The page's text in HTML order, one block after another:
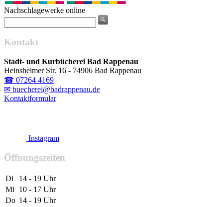
Nachschlagewerke online
Kontakt
Stadt- und Kurbücherei Bad Rappenau
Heinsheimer Str. 16 - 74906 Bad Rappenau
☎ 07264 4169
✉ buecherei@badrappenau.de
Kontaktformular
Instagram
Öffnungszeiten
Di
14 - 19 Uhr
Mi
10 - 17 Uhr
Do 14 - 19 Uhr